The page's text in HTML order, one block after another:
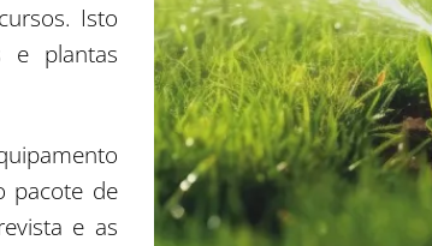
Isto
e plantas
pacote de
e as